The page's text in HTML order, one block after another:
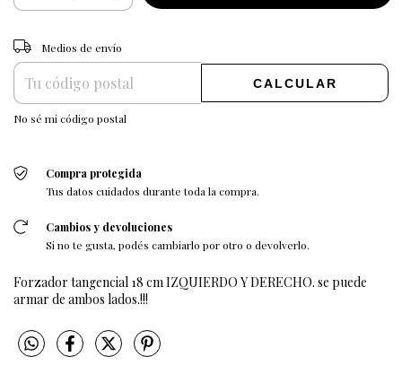
Entregas para el CP:
Medios de envío
CALCULAR
No sé mi código postal
Compra protegida
Tus datos cuidados durante toda la compra.
Cambios y devoluciones
Si no te gusta, podés cambiarlo por otro o devolverlo.
Forzador tangencial 18 cm IZQUIERDO Y DERECHO. se puede
armar de ambos lados.!!!